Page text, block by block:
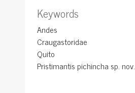
Keywords
Andes
Craugastoridae
Quito
Pristimantis pichincha sp. nov.